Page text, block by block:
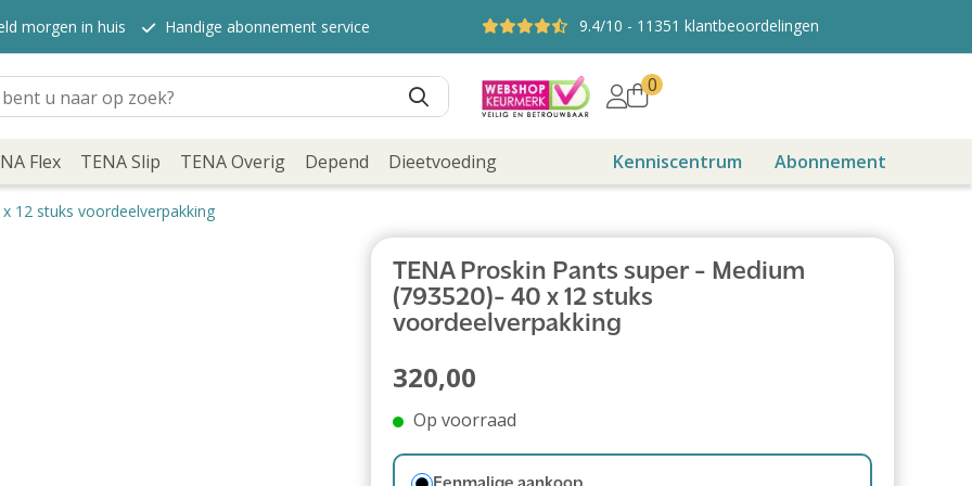
morgen in huis Handige abonnement service 9.4/10 - 11351 klantbeoordelingen
0
Flex TENA Slip TENA Overig Depend Dieetvoeding Kenniscentrum Abonnement
12 stuks voordeelverpakking
TENA Proskin Pants super - Medium
(793520)- 40 x 12 stuks
voordeelverpakking
320,00
Op voorraad